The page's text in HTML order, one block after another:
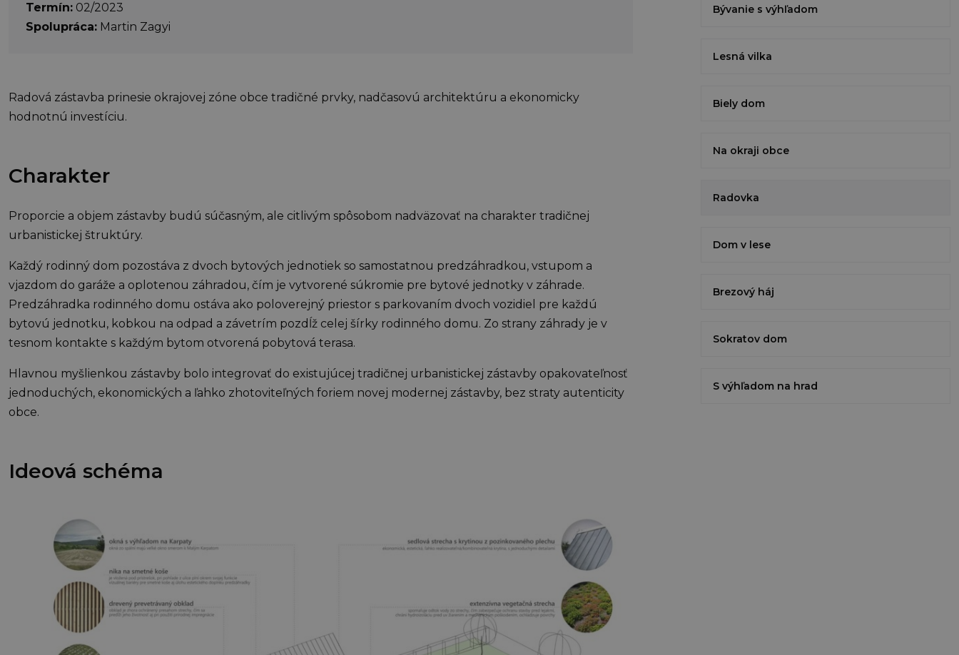
Termín: 02/2023
Spolupráca: Martin Zagyi
Radová zástavba prinesie okrajovej zóne obce tradičné prvky, nadčasovú architektúru a ekonomicky
hodnotnú investíciu.
Charakter
Proporcie a objem zástavby budú súčasným, ale citlivým spôsobom nadväzovať na charakter tradičnej
urbanistickej štruktúry.
Každý rodinný dom pozostáva z dvoch bytových jednotiek so samostatnou predzáhradkou, vstupom a
vjazdom do garáže a oplotenou záhradou, čím je vytvorené súkromie pre bytové jednotky v záhrade.
Predzáhradka rodinného domu ostáva ako poloverejný priestor s parkovaním dvoch vozidiel pre každú
bytovú jednotku, kobkou na odpad a závetrím pozdĺž celej šírky rodinného domu. Zo strany záhrady je v
tesnom kontakte s každým bytom otvorená pobytová terasa.
Hlavnou myšlienkou zástavby bolo integrovať do existujúcej tradičnej urbanistickej zástavby opakovateľnosť
jednoduchých, ekonomických a ľahko zhotoviteľných foriem novej modernej zástavby, bez straty autenticity
obce.
Ideová schéma
Bývanie s výhľadom
Lesná vilka
Biely dom
Na okraji obce
Radovka
Dom v lese
Brezový háj
Sokratov dom
S výhľadom na hrad